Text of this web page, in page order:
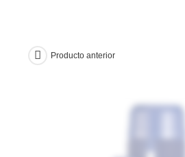
Producto anterior